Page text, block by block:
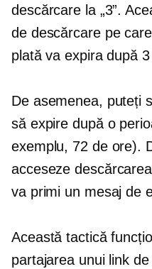
descărcare la „3”.
de descărcare pe
plată va expira după
De asemenea, puteți
să expire după o
exemplu, 72 de ore).
acceseze
va primi un mesaj de
Această tactică
partajarea unui link